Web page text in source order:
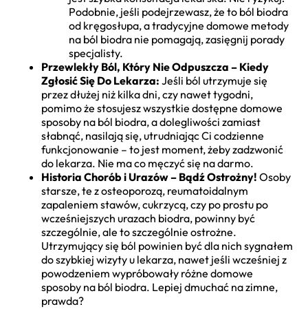
Podobnie, jeśli podejrzewasz, że to ból biodra
od kręgosłupa, a tradycyjne domowe metody
na ból biodra nie pomagają, zasięgnij porady
specjalisty.
Przewlekły Ból, Który Nie Odpuszcza – Kiedy
Zgłosić Się Do Lekarza: Jeśli ból utrzymuje się
przez dłużej niż kilka dni, czy nawet tygodni,
pomimo że stosujesz wszystkie dostępne domowe
sposoby na ból biodra, a dolegliwości zamiast
słabnąć, nasilają się, utrudniając Ci codzienne
funkcjonowanie – to jest moment, żeby zadzwonić
do lekarza. Nie ma co męczyć się na darmo.
Historia Chorób i Urazów – Bądź Ostrożny! Osoby
starsze, te z osteoporozą, reumatoidalnym
zapaleniem stawów, cukrzycą, czy po prostu po
wcześniejszych urazach biodra, powinny być
szczególnie, ale to szczególnie ostrożne.
Utrzymujący się ból powinien być dla nich sygnałem
do szybkiej wizyty u lekarza, nawet jeśli wcześniej z
powodzeniem wypróbowały różne domowe
sposoby na ból biodra. Lepiej dmuchać na zimne,
prawda?